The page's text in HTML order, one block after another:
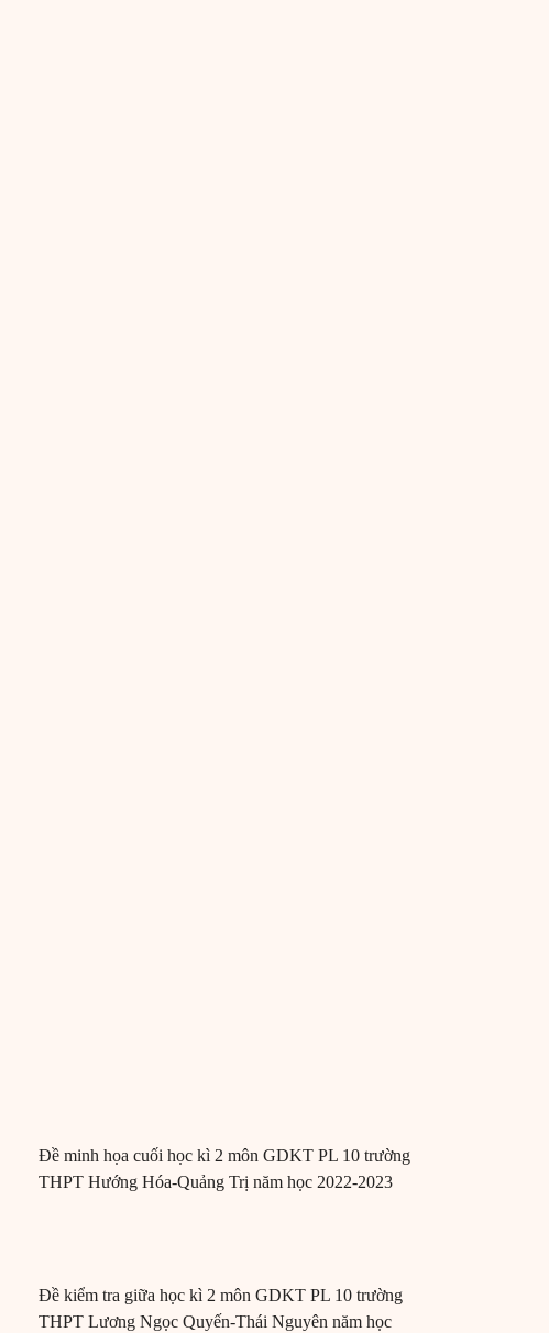
Đề minh họa cuối học kì 2 môn GDKT PL 10 trường
THPT Hướng Hóa-Quảng Trị năm học 2022-2023
Đề kiểm tra giữa học kì 2 môn GDKT PL 10 trường
THPT Lương Ngọc Quyến-Thái Nguyên năm học